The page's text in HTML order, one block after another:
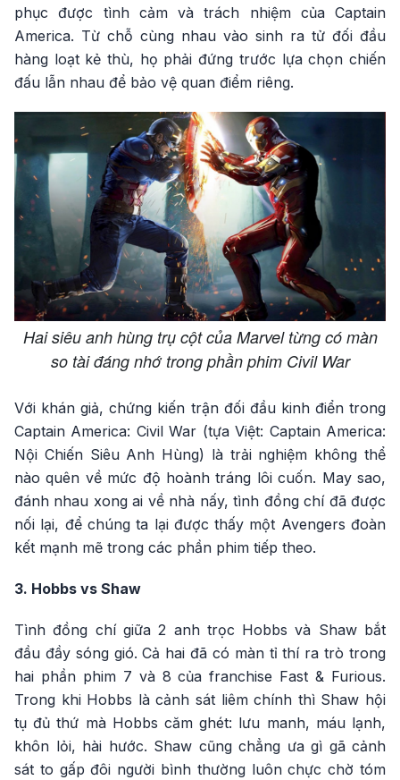
phục được tình cảm và trách nhiệm của Captain
America. Từ chỗ cùng nhau vào sinh ra tử đối đầu
hàng loạt kẻ thù, họ phải đứng trước lựa chọn chiến
đấu lẫn nhau để bảo vệ quan điểm riêng.
Hai siêu anh hùng trụ cột của Marvel từng có màn
so tài đáng nhớ trong phần phim Civil War
Với khán giả, chứng kiến trận đối đầu kinh điển trong
Captain America: Civil War (tựa Việt: Captain America:
Nội Chiến Siêu Anh Hùng) là trải nghiệm không thể
nào quên về mức độ hoành tráng lôi cuốn. May sao,
đánh nhau xong ai về nhà nấy, tình đồng chí đã được
nối lại, để chúng ta lại được thấy một Avengers đoàn
kết mạnh mẽ trong các phần phim tiếp theo.
3. Hobbs vs Shaw
Tình đồng chí giữa 2 anh trọc Hobbs và Shaw bắt
đầu đầy sóng gió. Cả hai đã có màn tỉ thí ra trò trong
hai phần phim 7 và 8 của franchise Fast & Furious.
Trong khi Hobbs là cảnh sát liêm chính thì Shaw hội
tụ đủ thứ mà Hobbs căm ghét: lưu manh, máu lạnh,
khôn lỏi, hài hước. Shaw cũng chẳng ưa gì gã cảnh
sát to gấp đôi người bình thường luôn chực chờ tóm